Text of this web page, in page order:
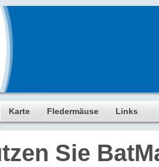
Karte Fledermäuse Links
Sie